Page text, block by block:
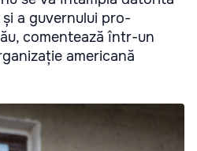
a guvernului pro-
comentează într-un
americană